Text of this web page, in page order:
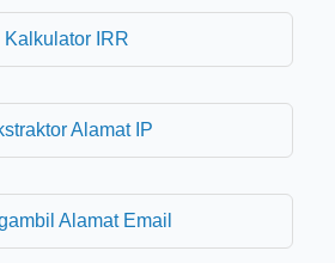
Kalkulator IRR
Alamat IP
Alamat Email